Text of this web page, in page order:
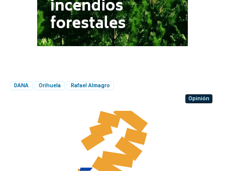
DANA Orihuela
Rafael Almagro
Opinión